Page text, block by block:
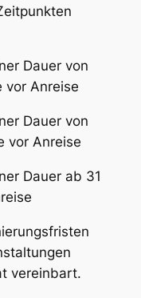
Dauer von
vor Anreise
Dauer von
vor Anreise
Dauer ab 31
vereinbart.